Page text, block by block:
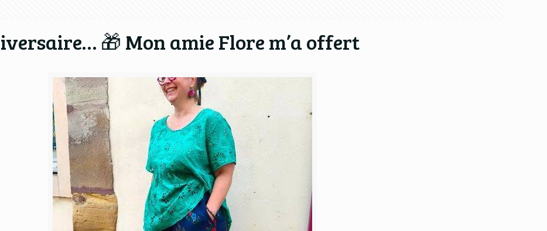
🎁 Mon amie Flore m’a offert